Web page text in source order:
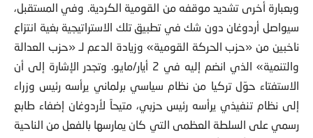
وبعبارة أخرى تشديد موقفه من القومية الكردية. وفي المستقبل،
سيواصل أردوغان دون شك في تطبيق تلك الاستراتيجية بغية انتزاع
ناخبين من «حزب الحركة القومية» وزيادة الدعم لـ «حزب العدالة
والتنمية» الذي انضم إليه في 2 أيار/مايو. وتجدر الإشارة إلى أن
الاستفتاء حوّل تركيا من نظام سياسي برلماني يرأسه رئيس وزراء
إلى نظام تنفيذي يرأسه رئيس حزبي، متيحاً لأردوغان إضفاء طابع
رسمي على السلطة العظمى التي كان يمارسها بالفعل من الناحية